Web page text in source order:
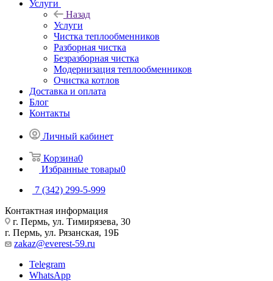
Услуги
Назад
Услуги
Чистка теплообменников
Разборная чистка
Безразборная чистка
Модернизация теплообменников
Очистка котлов
Доставка и оплата
Блог
Контакты
Личный кабинет
Корзина0
Избранные товары0
7 (342) 299-5-999
Контактная информация
г. Пермь, ул. Тимирязева, 30
г. Пермь, ул. Рязанская, 19Б
zakaz@everest-59.ru
Telegram
WhatsApp